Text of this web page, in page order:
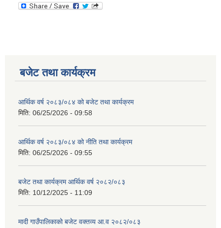
बजेट तथा कार्यक्रम
आर्थिक वर्ष २०८३/०८४ को बजेट तथा कार्यक्रम
मिति: 06/25/2026 - 09:58
आर्थिक वर्ष २०८३/०८४ को नीति तथा कार्यक्रम
मिति: 06/25/2026 - 09:55
बजेट तथा कार्यक्रम आर्थिक वर्ष २०८२/०८३
मिति: 10/12/2025 - 11:09
मादी गाउँपालिकाको बजेट वक्तव्य आ.व २०८२/०८३